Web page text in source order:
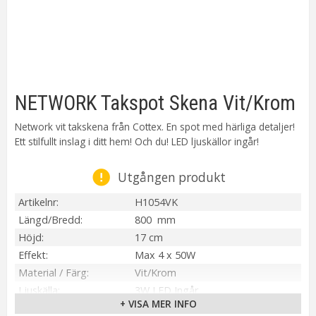
NETWORK Takspot Skena Vit/Krom
Network vit takskena från Cottex. En spot med härliga detaljer!
Ett stilfullt inslag i ditt hem! Och du! LED ljuskällor ingår!
Utgången produkt
Artikelnr
H1054VK
Längd/Bredd
800 mm
Höjd
17 cm
Effekt
Max 4 x 50W
Material / Färg
Vit/Krom
Ljuskälla
3W LED Ingår
GU10
+ VISA MER INFO